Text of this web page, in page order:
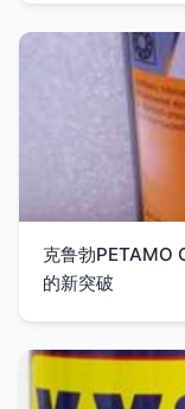
克鲁勃PETAMO
的新突破